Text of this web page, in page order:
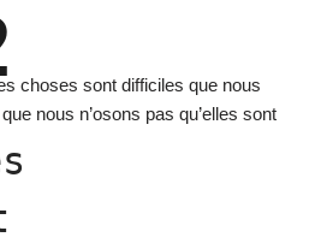
choses sont difficiles que nous
nous n’osons pas qu’elles sont